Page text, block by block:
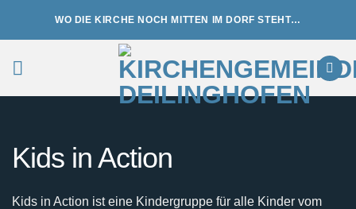
WO DIE KIRCHE NOCH MITTEN IM DORF STEHT…
Kids in Action
Kids in Action ist eine Kindergruppe für alle Kinder vom